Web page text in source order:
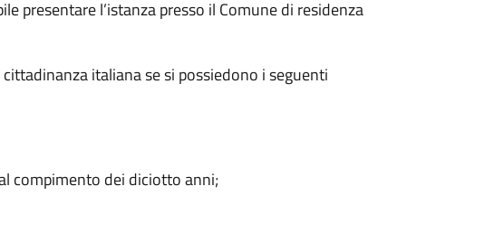
presentare l’istanza presso il Comune di residenza
italiana se si possiedono i seguenti
compimento dei diciotto anni;